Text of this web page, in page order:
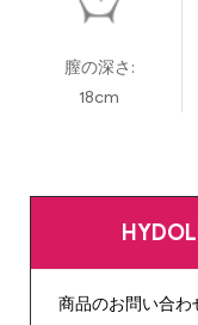
膣の深さ:
18cm
商品のお問い合わ